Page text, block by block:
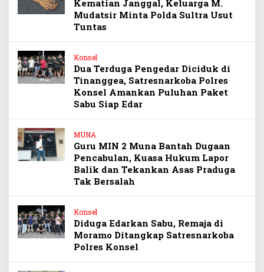
Kematian Janggal, Keluarga M.
Mudatsir Minta Polda Sultra Usut
Tuntas
Konsel
Dua Terduga Pengedar Diciduk di
Tinanggea, Satresnarkoba Polres
Konsel Amankan Puluhan Paket
Sabu Siap Edar
MUNA
Guru MIN 2 Muna Bantah Dugaan
Pencabulan, Kuasa Hukum Lapor
Balik dan Tekankan Asas Praduga
Tak Bersalah
Konsel
Diduga Edarkan Sabu, Remaja di
Moramo Ditangkap Satresnarkoba
Polres Konsel